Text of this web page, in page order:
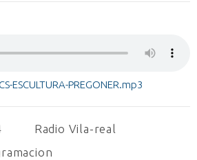
ESCULTURA-PREGONER.mp3
Radio Vila-real